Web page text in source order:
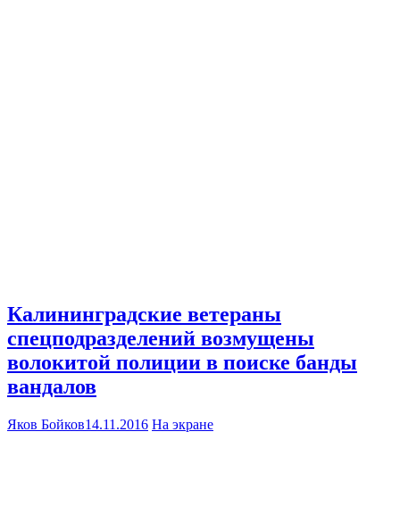
Калининградские ветераны
спецподразделений возмущены
волокитой полиции в поиске банды
вандалов
Яков Бойков14.11.2016 На экране